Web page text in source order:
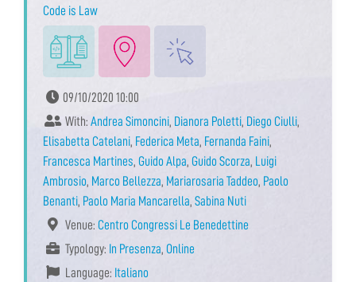
Code is Law
09/10/2020 10:00
With: Andrea Simoncini, Dianora Poletti, Diego Ciulli,
Elisabetta Catelani, Federica Meta, Fernanda Faini,
Francesca Martines, Guido Alpa, Guido Scorza, Luigi
Ambrosio, Marco Bellezza, Mariarosaria Taddeo, Paolo
Benanti, Paolo Maria Mancarella, Sabina Nuti
Venue: Centro Congressi Le Benedettine
Typology: In Presenza, Online
Language: Italiano